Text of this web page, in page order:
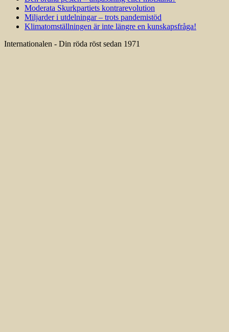
Moderata Skurkpartiets kontrarevolution
Miljarder i utdelningar – trots pandemistöd
Klimatomställningen är inte längre en kunskapsfråga!
Internationalen - Din röda röst sedan 1971